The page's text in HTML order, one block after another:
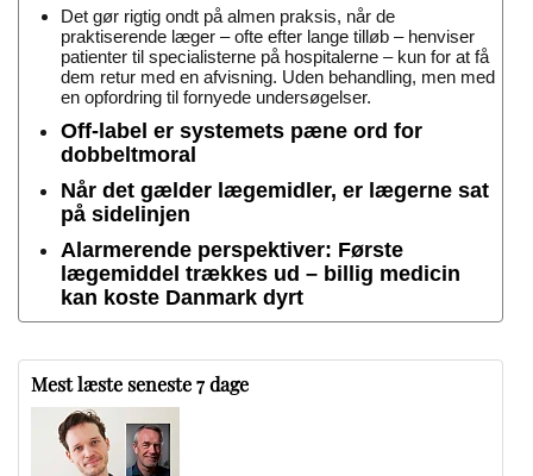
Det gør rigtig ondt på almen praksis, når de
praktiserende læger – ofte efter lange tilløb – henviser
patienter til specialisterne på hospitalerne – kun for at få
dem retur med en afvisning. Uden behandling, men med
en opfordring til fornyede undersøgelser.
Off-label er systemets pæne ord for
dobbeltmoral
Når det gælder lægemidler, er lægerne sat
på sidelinjen
Alarmerende perspektiver: Første
lægemiddel trækkes ud – billig medicin
kan koste Danmark dyrt
Mest læste seneste 7 dage